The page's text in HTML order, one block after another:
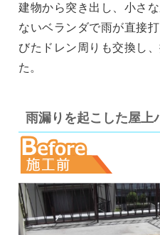
建物から突き出し、小さ
ないベランダで雨が直接
びたドレン周りも交換し
た。
雨漏りを起こした屋上